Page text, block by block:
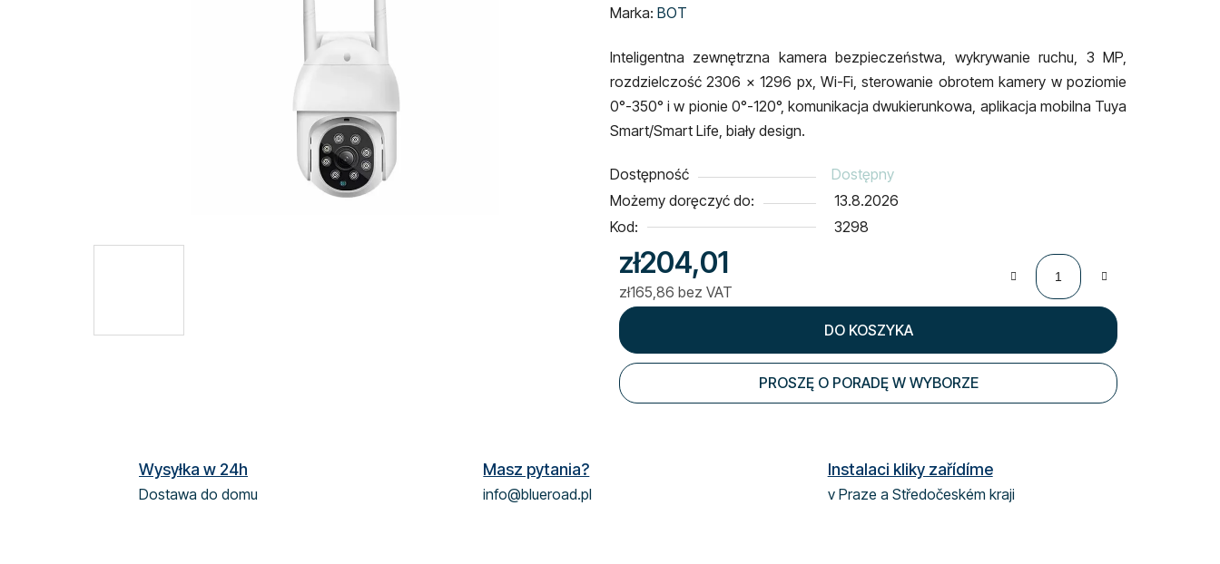
ocena
wynosi
0,0
na
5
Marka: BOT
Inteligentna zewnętrzna kamera bezpieczeństwa, wykrywanie ruchu, 3 MP,
rozdzielczość 2306 x 1296 px, Wi-Fi, sterowanie obrotem kamery w poziomie
0°-350° i w pionie 0°-120°, komunikacja dwukierunkowa, aplikacja mobilna Tuya
Smart/Smart Life, biały design.
Dostępność
Dostępny
Możemy doręczyć do:
13.8.2026
Kod:
3298
zł204,01
zł165,86 bez VAT
Cena jednostkowa:
DO KOSZYKA
PROSZĘ O PORADĘ W WYBORZE
Wysyłka w 24h
Dostawa do domu
Masz pytania?
info@blueroad.pl
Instalaci kliky zařídíme
v Praze a Středočeském kraji